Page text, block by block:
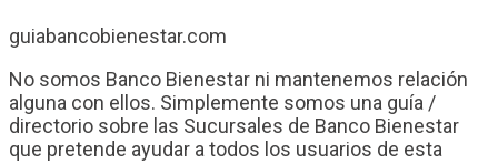
guiabancobienestar.com
No somos Banco Bienestar ni mantenemos relación
alguna con ellos. Simplemente somos una guía /
directorio sobre las Sucursales de Banco Bienestar
que pretende ayudar a todos los usuarios de esta